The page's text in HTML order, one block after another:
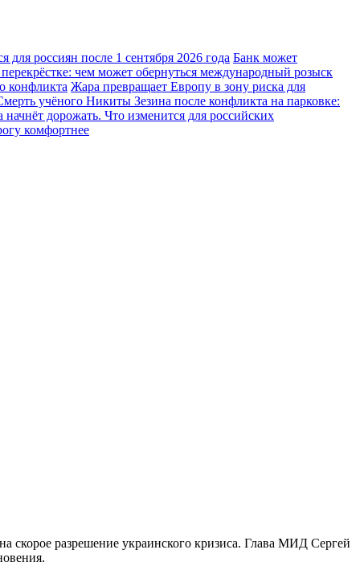
россиян после 1 сентября 2026 года Банк может
чем может обернуться международный розыск
конфликта Жара превращает Европу в зону риска для
учёного Никиты Зезина после конфликта на парковке:
дорожать. Что изменится для российских
комфортнее
скорое разрешение украинского кризиса. Глава МИД Сергей